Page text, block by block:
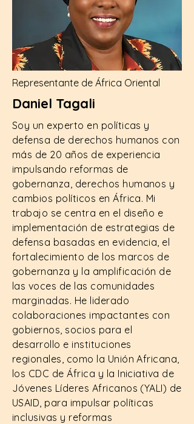
Representante de África Oriental
Daniel Tagali
Soy un experto en políticas y
defensa de derechos humanos con
más de 20 años de experiencia
impulsando reformas de
gobernanza, derechos humanos y
cambios políticos en África. Mi
trabajo se centra en el diseño e
implementación de estrategias de
defensa basadas en evidencia, el
fortalecimiento de los marcos de
gobernanza y la amplificación de
las voces de las comunidades
marginadas. He liderado
colaboraciones impactantes con
gobiernos, socios para el
desarrollo e instituciones
regionales, como la Unión Africana,
los CDC de África y la Iniciativa de
Jóvenes Líderes Africanos (YALI) de
USAID, para impulsar políticas
inclusivas y reformas